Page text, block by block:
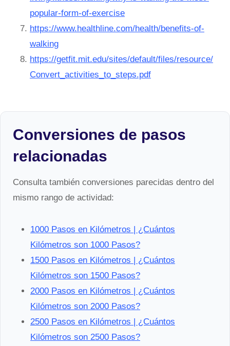
popular-form-of-exercise
https://www.healthline.com/health/benefits-of-
walking
https://getfit.mit.edu/sites/default/files/resource/
Convert_activities_to_steps.pdf
Conversiones de pasos
relacionadas
Consulta también conversiones parecidas dentro del
mismo rango de actividad:
1000 Pasos en Kilómetros | ¿Cuántos
Kilómetros son 1000 Pasos?
1500 Pasos en Kilómetros | ¿Cuántos
Kilómetros son 1500 Pasos?
2000 Pasos en Kilómetros | ¿Cuántos
Kilómetros son 2000 Pasos?
2500 Pasos en Kilómetros | ¿Cuántos
Kilómetros son 2500 Pasos?